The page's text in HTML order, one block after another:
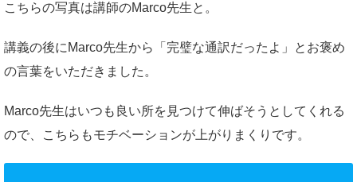
こちらの写真は講師のMarco先生と。
講義の後にMarco先生から「完璧な通訳だったよ」とお褒め
の言葉をいただきました。
Marco先生はいつも良い所を見つけて伸ばそうとしてくれる
ので、こちらもモチベーションが上がりまくりです。